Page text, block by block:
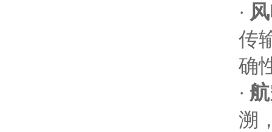
·
传
确
·
溯